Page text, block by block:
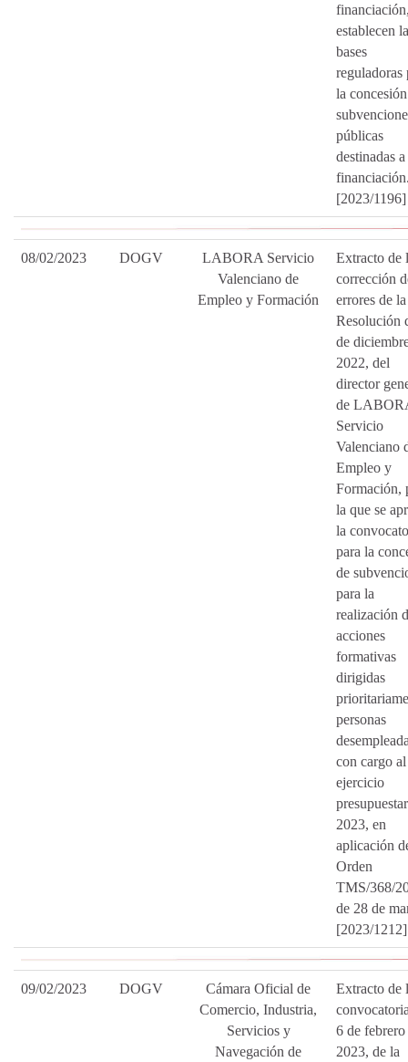
establecen
bases
reguladoras
la
públicas
destinadas a
[2023/1196]
08/02/2023 DOGV
LABORA Servicio
Valenciano de
Empleo y Formación
Extracto de
corrección
errores de la
Resolución
de
2022, del
director
de
Servicio
Valenciano
Empleo y
Formación,
la que se
la
para la
de
para la
realización
acciones
formativas
dirigidas
personas
con cargo al
ejercicio
2023, en
aplicación
Orden
TMS/368/
de 28 de
[2023/1212]
09/02/2023 DOGV
Cámara Oficial de
Comercio, Industria,
Servicios y
Navegación de
Extracto de
6 de febrero
2023, de la